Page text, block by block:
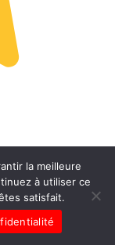
la meilleure
à utiliser ce
satisfait.